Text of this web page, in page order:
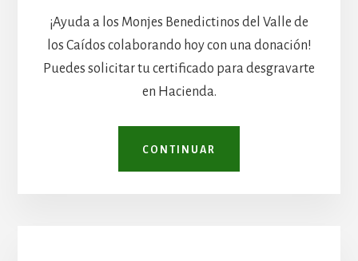
¡Ayuda a los Monjes Benedictinos del Valle de
los Caídos colaborando hoy con una donación!
Puedes solicitar tu certificado para desgravarte
en Hacienda.
CONTINUAR